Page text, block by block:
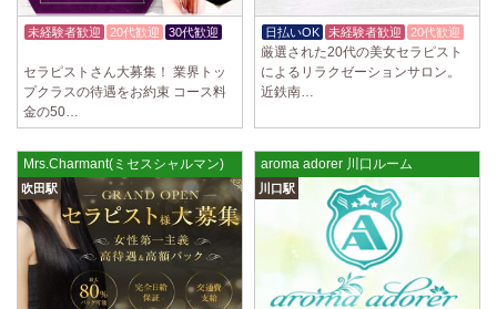
未経験者歓迎 20代歓迎
30代歓迎
セラピストさん大募集！ 業界トッ
プクラスの待遇をお約束 コース料
金の50…
日払いOK 未経験者歓迎 20代歓迎
厳選された20代の美女セラピスト
によるリラクゼーションサロン。
近鉄南…
Mrs.Charmant(ミセスシャルマン)
吹田駅
aroma adorer 川口ルーム
川口駅